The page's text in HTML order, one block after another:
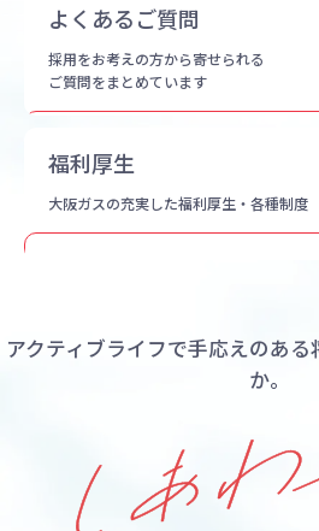
よくあるご質問
採用をお考えの方から寄せられる
ご質問をまとめています
福利厚生
大阪ガスの充実した福利厚生・各種制度
アクティブライフで手応えのあ
か。